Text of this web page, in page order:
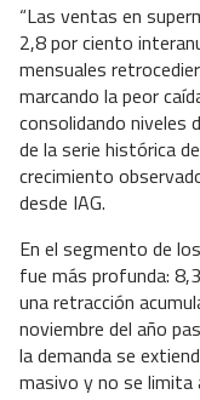
“Las ventas en
2,8 por ciento
mensuales
marcando la peor
consolidando niveles
de la serie histórica
crecimiento
desde IAG.
En el segmento de
fue más profunda:
una retracción
noviembre del año
la demanda se
masivo y no se limita